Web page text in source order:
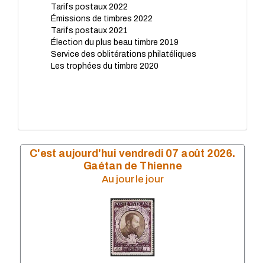
Tarifs postaux 2022
Émissions de timbres 2022
Tarifs postaux 2021
Élection du plus beau timbre 2019
Service des oblitérations philatéliques
Les trophées du timbre 2020
C'est aujourd'hui vendredi 07 août 2026.
Gaétan de Thienne
Au jour le jour